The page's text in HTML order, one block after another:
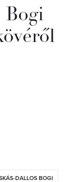
Bogi
DALLOS BOGI